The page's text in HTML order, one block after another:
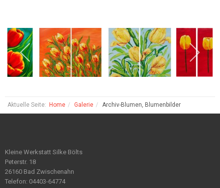
Aktuelle Seite: Home Galerie Archiv-Blumen, Blumenbilder
Kleine Werkstatt Silke Bölts
Peterstr. 18
26160 Bad Zwischenahn
Telefon: 04403-64774